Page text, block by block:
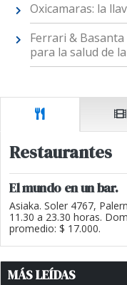
Oxicamaras: la
Ferrari &
para la salud de
Restaurantes
El mundo en un bar.
Asiaka. Soler 4767,
11.30 a 23.30 horas.
promedio: $ 17.000.
MÁS LEÍDAS